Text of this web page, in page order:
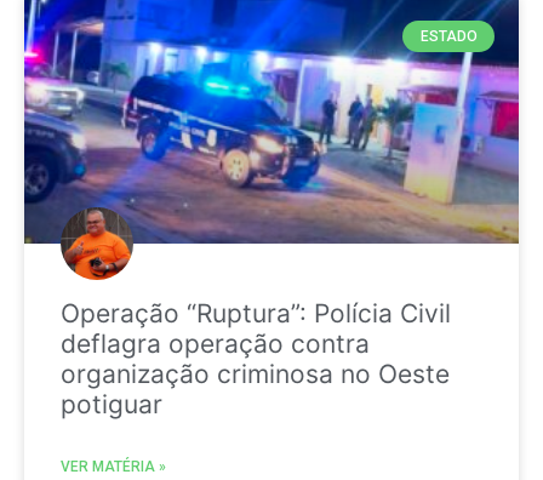
ESTADO
Operação “Ruptura”: Polícia Civil
deflagra operação contra
organização criminosa no Oeste
potiguar
VER MATÉRIA »